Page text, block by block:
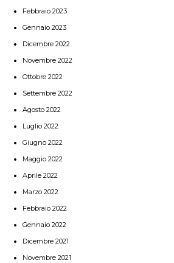
Febbraio 2023
Gennaio 2023
Dicembre 2022
Novembre 2022
Ottobre 2022
Settembre 2022
Agosto 2022
Luglio 2022
Giugno 2022
Maggio 2022
Aprile 2022
Marzo 2022
Febbraio 2022
Gennaio 2022
Dicembre 2021
Novembre 2021